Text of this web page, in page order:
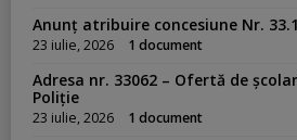
Anunț atribuire concesiune Nr.
23 iulie, 2026 1 document
Adresa nr. 33062 – Ofertă de
Poliție
23 iulie, 2026 1 document